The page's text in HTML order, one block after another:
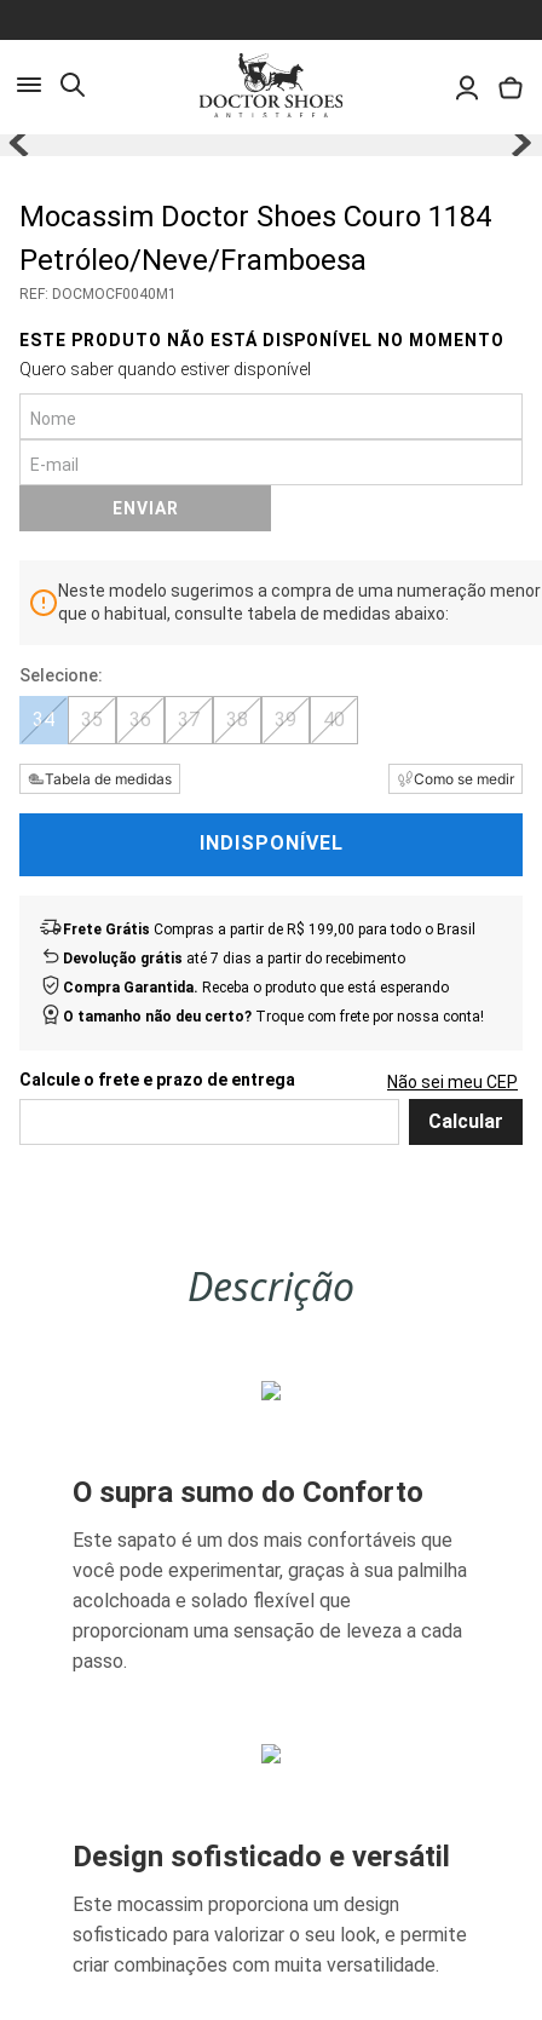
Pesquisa
Mocassim Doctor Shoes Couro 1184
Petróleo/Neve/Framboesa
REF: DOCMOCF0040M1
ESTE PRODUTO NÃO ESTÁ DISPONÍVEL NO MOMENTO
Quero saber quando estiver disponível
ENVIAR
Neste modelo sugerimos a compra de uma numeração menor
que o habitual, consulte tabela de medidas abaixo:
34 35 36 37 38 39 40
Tabela de medidas Como se medir
INDISPONÍVEL
Frete Grátis Compras a partir de R$ 199,00 para todo o Brasil
Devolução grátis até 7 dias a partir do recebimento
Compra Garantida. Receba o produto que está esperando
O tamanho não deu certo? Troque com frete por nossa conta!
Não sei meu CEP
Descrição
O supra sumo do Conforto
Este sapato é um dos mais confortáveis que
você pode experimentar, graças à sua palmilha
acolchoada e solado flexível que
proporcionam uma sensação de leveza a cada
passo.
Design sofisticado e versátil
Este mocassim proporciona um design
sofisticado para valorizar o seu look, e permite
criar combinações com muita versatilidade.